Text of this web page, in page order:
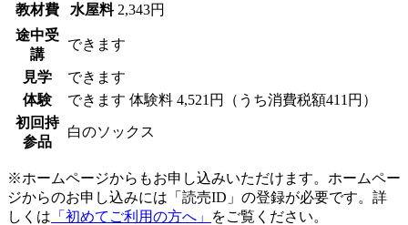
教材費
水屋料 2,343円
途中受
講
できます
見学
できます
体験
できます 体験料 4,521円（うち消費税額411円）
初回持
参品
白のソックス
※ホームページからもお申し込みいただけます。ホームペー
ジからのお申し込みには「読売ID」の登録が必要です。詳
しくは 「初めてご利用の方へ」 をご覧ください。